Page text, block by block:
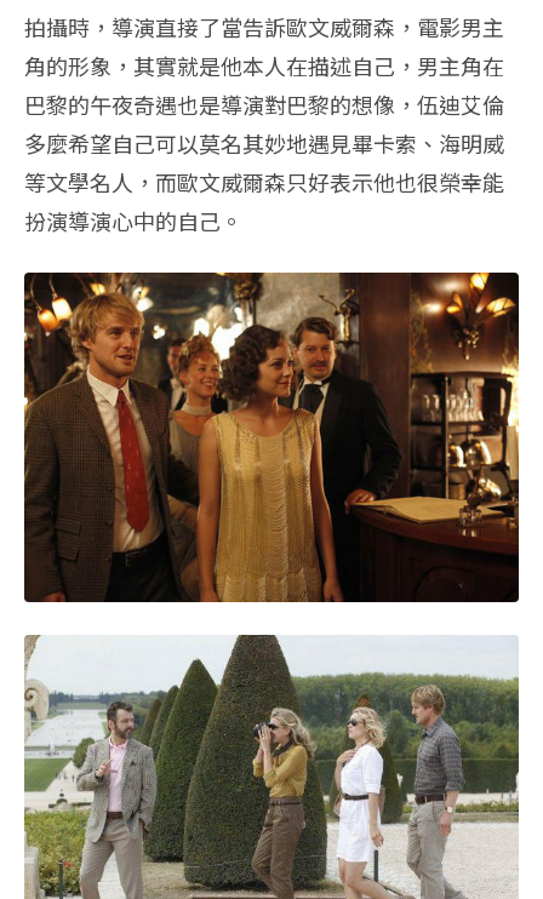
拍攝時，導演直接了當告訴歐文威爾森，電影男主
角的形象，其實就是他本人在描述自己，男主角在
巴黎的午夜奇遇也是導演對巴黎的想像，伍迪艾倫
多麼希望自己可以莫名其妙地遇見畢卡索、海明威
等文學名人，而歐文威爾森只好表示他也很榮幸能
扮演導演心中的自己。